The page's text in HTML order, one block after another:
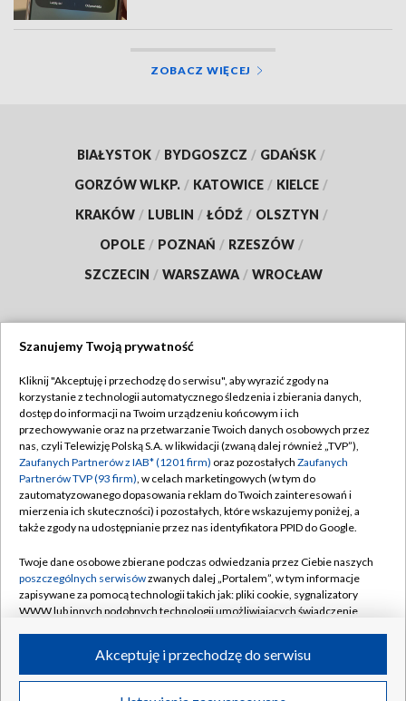
ZOBACZ WIĘCEJ
BIAŁYSTOK / BYDGOSZCZ / GDAŃSK /
GORZÓW WLKP. / KATOWICE / KIELCE /
KRAKÓW / LUBLIN / ŁÓDŹ / OLSZTYN /
OPOLE / POZNAŃ / RZESZÓW /
SZCZECIN / WARSZAWA / WROCŁAW
TVP
Abonament TVP
Emisja w TVP
Centrum informacji TVP
Naziemna Telewizja Cyfrowa
Rada Programowa
System NOS
Informacje o nadawcy
Program dla prasy
Regulamin TVP
Polityka prywatności
Moje zgody
Pomoc
Kontakt
Kanały
©2026 Telewizja Polska S.A. w likwidacji
Szanujemy Twoją prywatność
Kliknij "Akceptuję i przechodzę do serwisu", aby wyrazić zgody na
korzystanie z technologii automatycznego śledzenia i zbierania danych,
dostęp do informacji na Twoim urządzeniu końcowym i ich
przechowywanie oraz na przetwarzanie Twoich danych osobowych przez
nas, czyli Telewizję Polską S.A. w likwidacji (zwaną dalej również „TVP”),
Zaufanych Partnerów z IAB* (1201 firm) oraz pozostałych Zaufanych
Partnerów TVP (93 firm), w celach marketingowych (w tym do
zautomatyzowanego dopasowania reklam do Twoich zainteresowań i
mierzenia ich skuteczności) i pozostałych, które wskazujemy poniżej, a
także zgody na udostępnianie przez nas identyfikatora PPID do Google.
Twoje dane osobowe zbierane podczas odwiedzania przez Ciebie naszych
poszczególnych serwisówzwanych dalej „Portalem”, w tym informacje
zapisywane za pomocą technologii takich jak: pliki cookie, sygnalizatory
WWW lub innych podobnych technologii umożliwiających świadczenie
ruchu w Internecie.
Twoje dane osobowe zbierane podczas odwiedzania przez Ciebie
Akceptuję i przechodzę do serwisu